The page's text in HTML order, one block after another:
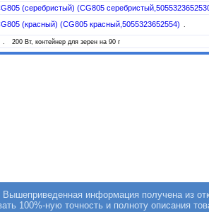
(серебристый) (CG805
(красный) (CG805 красный,5055323652554)
200 Вт, контейнер для зерен на 90 г
Вышеприведенная информация получена из
100%-ную точность и полноту